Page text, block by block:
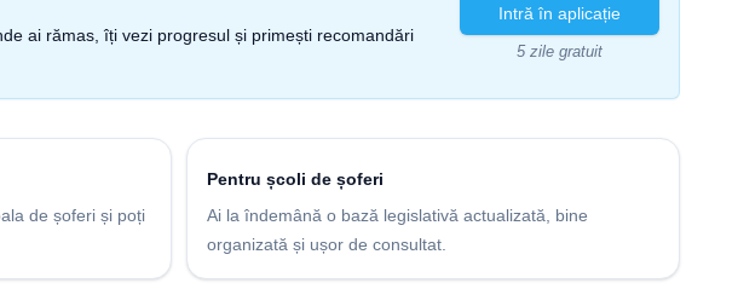
ai rămas, îți vezi progresul și primești recomandări
Intră în aplicație
5 zile gratuit
de șoferi și poți
Pentru școli de șoferi
Ai la îndemână o bază legislativă actualizată, bine
organizată și ușor de consultat.